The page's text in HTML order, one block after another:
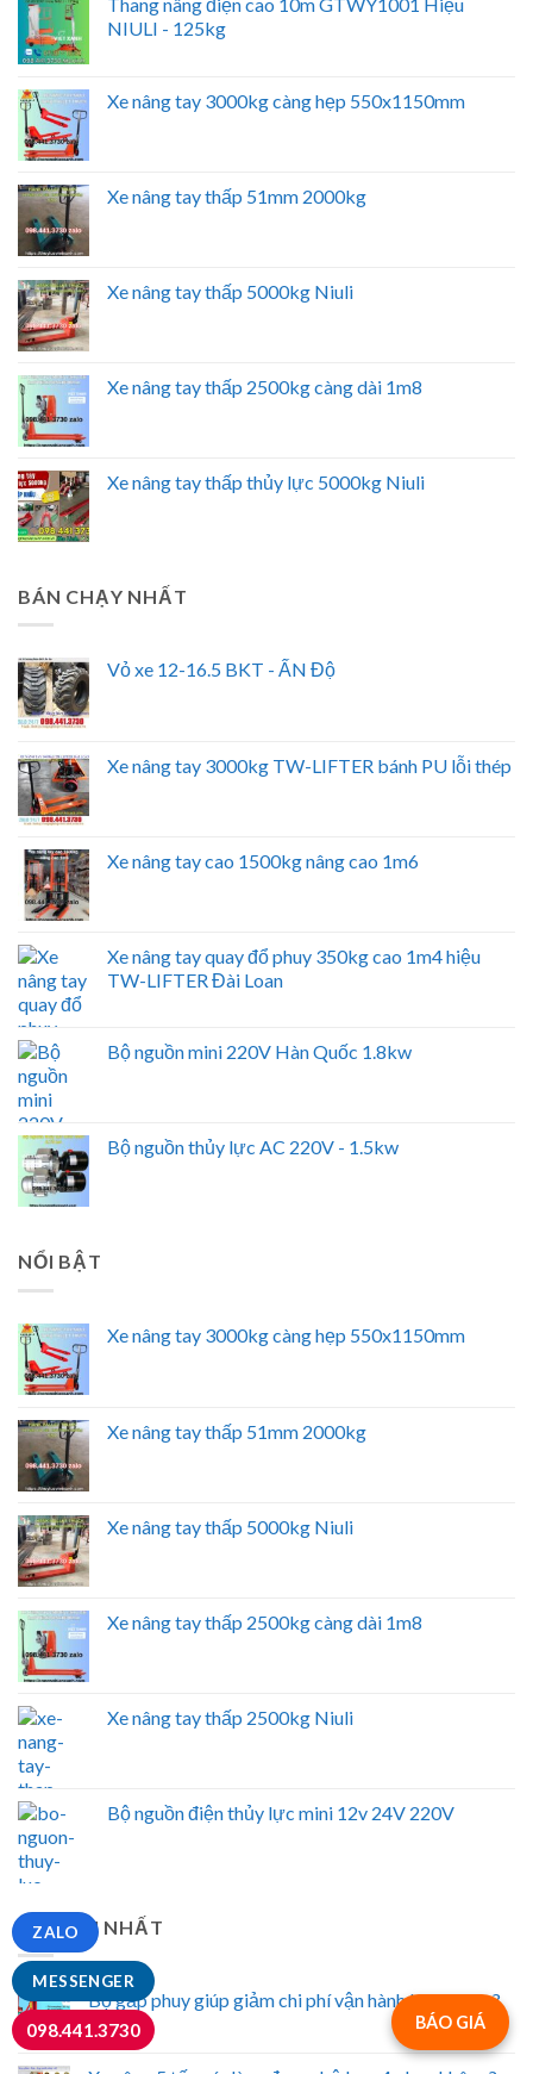
NIULI - 125kg
Xe nâng tay 3000kg càng hẹp 550x1150mm
Xe nâng tay thấp 51mm 2000kg
Xe nâng tay thấp 5000kg Niuli
Xe nâng tay thấp 2500kg càng dài 1m8
Xe nâng tay thấp thủy lực 5000kg Niuli
BÁN CHẠY NHẤT
Vỏ xe 12-16.5 BKT - ẤN Độ
Xe nâng tay 3000kg TW-LIFTER bánh PU lỗi thép
Xe nâng tay cao 1500kg nâng cao 1m6
Xe nâng tay quay đổ phuy 350kg cao 1m4 hiệu
TW-LIFTER Đài Loan
Bộ nguồn mini 220V Hàn Quốc 1.8kw
Bộ nguồn thủy lực AC 220V - 1.5kw
NỔI BẬT
Xe nâng tay 3000kg càng hẹp 550x1150mm
Xe nâng tay thấp 51mm 2000kg
Xe nâng tay thấp 5000kg Niuli
Xe nâng tay thấp 2500kg càng dài 1m8
Xe nâng tay thấp 2500kg Niuli
Bộ nguồn điện thủy lực mini 12v 24V 220V
TIN MỚI NHẤT
Bộ gắp phuy giúp giảm chi phí vận hành kho ra sao?
BÁO GIÁ
MESSENGER
ZALO
098.441.3730